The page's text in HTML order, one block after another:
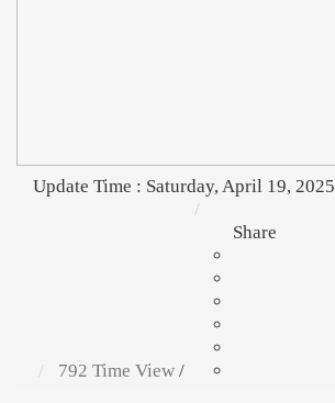
Update Time : Saturday, April 19, 2025
792 Time View /
Share